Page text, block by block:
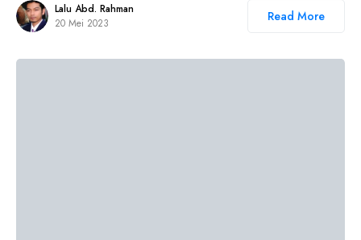
Lalu Abd. Rahman
20 Mei 2023
Read More